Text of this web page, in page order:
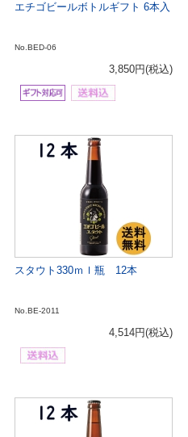
エチゴビールボトルギフト 6本入
No.BED-06
3,850円(税込)
スタウト330ｍｌ瓶 12本
No.BE-2011
4,514円(税込)